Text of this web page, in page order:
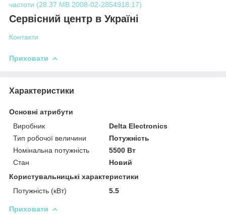
частоти (28.37 MB 2008-02-2854918:17)
Сервісний центр в Україні
Контакти
Приховати
Характеристики
Основні атрибути
Виробник
Delta Electronics
Тип робочої величини
Потужність
Номінальна потужність
5500 Вт
Стан
Новий
Користувальницькі характеристики
Потужність (кВт)
5.5
Приховати